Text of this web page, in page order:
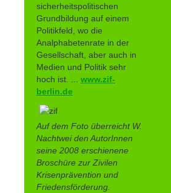
sicherheitspolitischen
Grundbildung auf einem
Politikfeld, wo die
Analphabetenrate in der
Gesellschaft, aber auch in
Medien und Politik sehr
hoch ist. ... www.zif-
berlin.de
Auf dem Foto überreicht W.
Nachtwei den AutorInnen
seine 2008 erschienene
Broschüre zur Zivilen
Krisenprävention und
Friedensförderung.